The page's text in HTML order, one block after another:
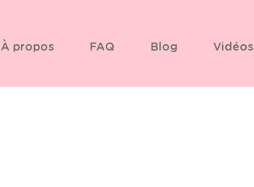
À propos FAQ Blog Vidéos